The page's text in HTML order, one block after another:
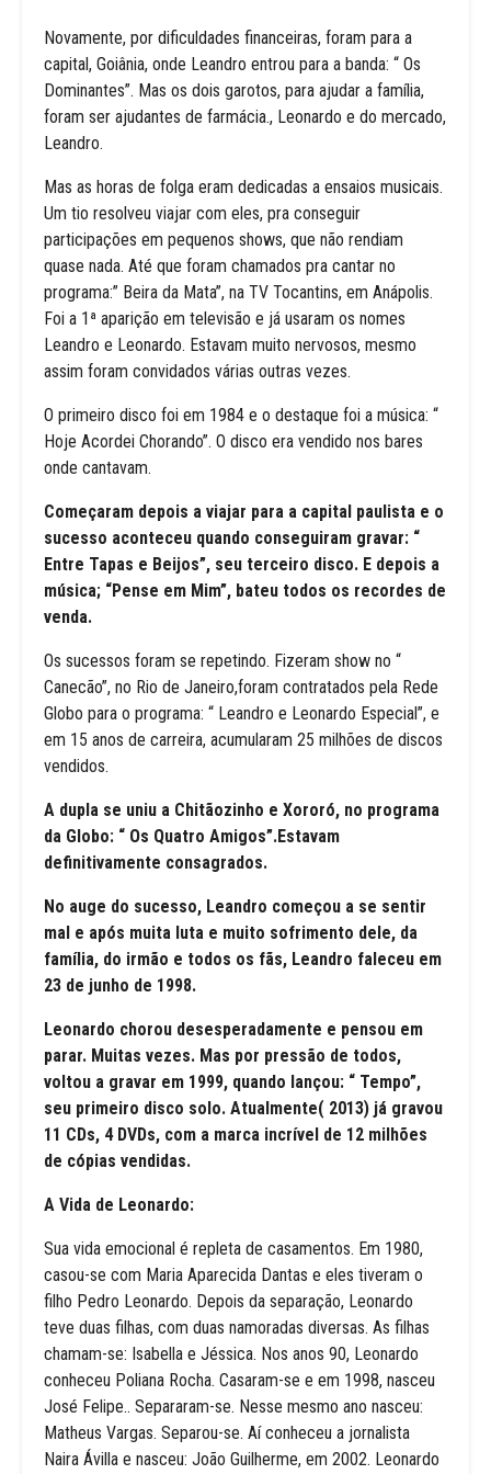
Novamente, por dificuldades financeiras, foram para a
capital, Goiânia, onde Leandro entrou para a banda: “ Os
Dominantes”. Mas os dois garotos, para ajudar a família,
foram ser ajudantes de farmácia., Leonardo e do mercado,
Leandro.
Mas as horas de folga eram dedicadas a ensaios musicais.
Um tio resolveu viajar com eles, pra conseguir
participações em pequenos shows, que não rendiam
quase nada. Até que foram chamados pra cantar no
programa:” Beira da Mata”, na TV Tocantins, em Anápolis.
Foi a 1ª aparição em televisão e já usaram os nomes
Leandro e Leonardo. Estavam muito nervosos, mesmo
assim foram convidados várias outras vezes.
O primeiro disco foi em 1984 e o destaque foi a música: “
Hoje Acordei Chorando”. O disco era vendido nos bares
onde cantavam.
Começaram depois a viajar para a capital paulista e o
sucesso aconteceu quando conseguiram gravar: “
Entre Tapas e Beijos”, seu terceiro disco. E depois a
música; “Pense em Mim”, bateu todos os recordes de
venda.
Os sucessos foram se repetindo. Fizeram show no “
Canecão”, no Rio de Janeiro,foram contratados pela Rede
Globo para o programa: “ Leandro e Leonardo Especial”, e
em 15 anos de carreira, acumularam 25 milhões de discos
vendidos.
A dupla se uniu a Chitãozinho e Xororó, no programa
da Globo: “ Os Quatro Amigos”.Estavam
definitivamente consagrados.
No auge do sucesso, Leandro começou a se sentir
mal e após muita luta e muito sofrimento dele, da
família, do irmão e todos os fãs, Leandro faleceu em
23 de junho de 1998.
Leonardo chorou desesperadamente e pensou em
parar. Muitas vezes. Mas por pressão de todos,
voltou a gravar em 1999, quando lançou: “ Tempo”,
seu primeiro disco solo. Atualmente( 2013) já gravou
11 CDs, 4 DVDs, com a marca incrível de 12 milhões
de cópias vendidas.
A Vida de Leonardo:
Sua vida emocional é repleta de casamentos. Em 1980,
casou-se com Maria Aparecida Dantas e eles tiveram o
filho Pedro Leonardo. Depois da separação, Leonardo
teve duas filhas, com duas namoradas diversas. As filhas
chamam-se: Isabella e Jéssica. Nos anos 90, Leonardo
conheceu Poliana Rocha. Casaram-se e em 1998, nasceu
José Felipe.. Separaram-se. Nesse mesmo ano nasceu:
Matheus Vargas. Separou-se. Aí conheceu a jornalista
Naira Ávilla e nasceu: João Guilherme, em 2002. Leonardo